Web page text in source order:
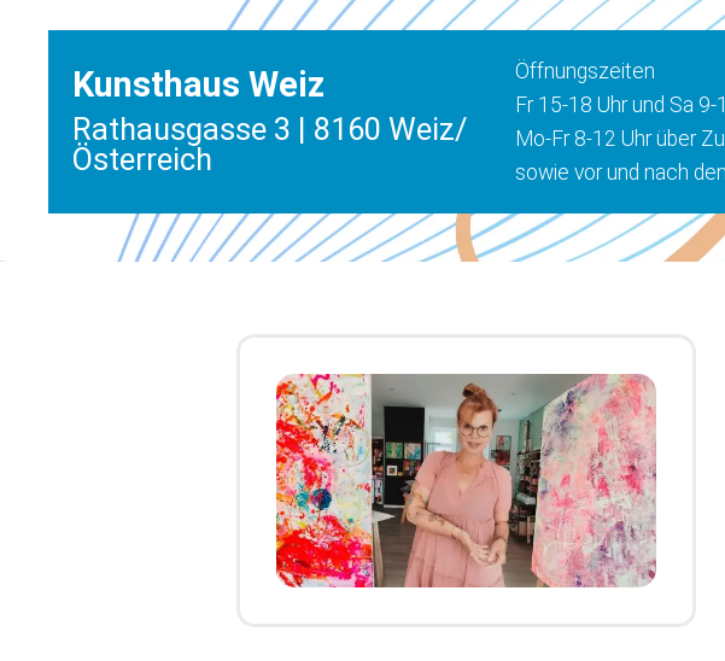
Kunsthaus Weiz
Rathausgasse 3 | 8160 Weiz/
Österreich
Öffnungszeiten
Fr 15-18 Uhr und Sa
Mo-Fr 8-12 Uhr über
sowie vor und nach